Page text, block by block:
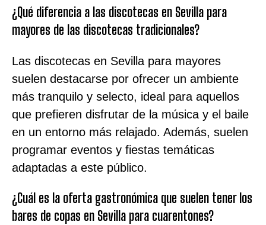
¿Qué diferencia a las discotecas en Sevilla para
mayores de las discotecas tradicionales?
Las discotecas en Sevilla para mayores
suelen destacarse por ofrecer un ambiente
más tranquilo y selecto, ideal para aquellos
que prefieren disfrutar de la música y el baile
en un entorno más relajado. Además, suelen
programar eventos y fiestas temáticas
adaptadas a este público.
¿Cuál es la oferta gastronómica que suelen tener los
bares de copas en Sevilla para cuarentones?